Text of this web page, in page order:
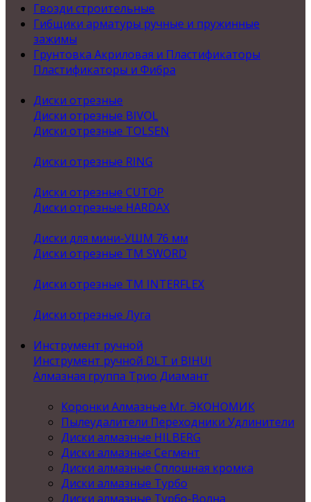
Гвозди строительные
Гибщики арматуры ручные и пружинные
зажимы
Грунтовка Акриловая и Пластификаторы
Пластификаторы и Фибра
Диски отрезные
Диски отрезные BIVOL
Диски отрезные TOLSEN
Диски отрезные RING
Диски отрезные CUTOP
Диски отрезные HARDAX
Диски для мини-УШМ 76 мм
Диски отрезные ТМ SWORD
Диски отрезные ТМ INTERFLEX
Диски отрезные Луга
Инструмент ручной
Инструмент ручной DLT и BIHUI
Алмазная группа Трио Диамант
Коронки Алмазные Mr. ЭКОНОМИК
Пылеудалители Переходники Удлинители
Диски алмазные HILBERG
Диски алмазные Сегмент
Диски алмазные Сплошная кромка
Диски алмазные Турбо
Диски алмазные Турбо-Волна